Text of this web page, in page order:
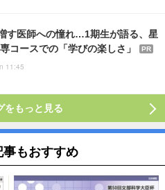
す医師への憧れ…1期生が語る、星
コースでの「学びの楽しさ」
PR
11:45
をもっと見る
事もおすすめ